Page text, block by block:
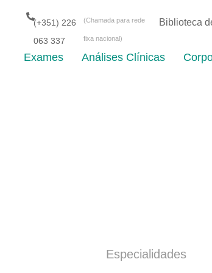
(+351) 226
063 337
(Chamada para rede
fixa nacional)
Biblioteca
Exames Análises Clínicas
Especialidades